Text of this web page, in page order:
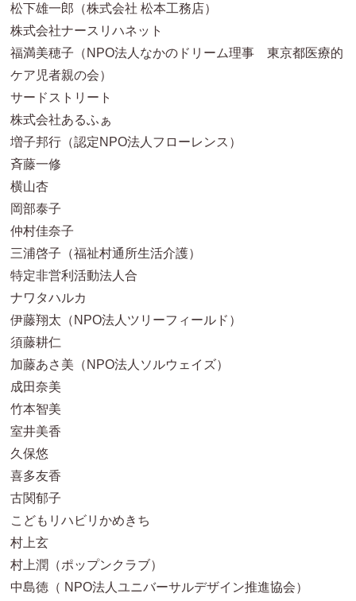
松下雄一郎（株式会社 松本工務店）
株式会社ナースリハネット
福満美穂子（NPO法人なかのドリーム理事 東京都医療的
ケア児者親の会）
サードストリート
株式会社あるふぁ
増子邦行（認定NPO法人フローレンス）
斉藤一修
横山杏
岡部泰子
仲村佳奈子
三浦啓子（福祉村通所生活介護）
特定非営利活動法人合
ナワタハルカ
伊藤翔太（NPO法人ツリーフィールド）
須藤耕仁
加藤あさ美（NPO法人ソルウェイズ）
成田奈美
竹本智美
室井美香
久保悠
喜多友香
古関郁子
こどもリハビリかめきち
村上玄
村上潤（ポップンクラブ）
中島徳（ NPO法人ユニバーサルデザイン推進協会）